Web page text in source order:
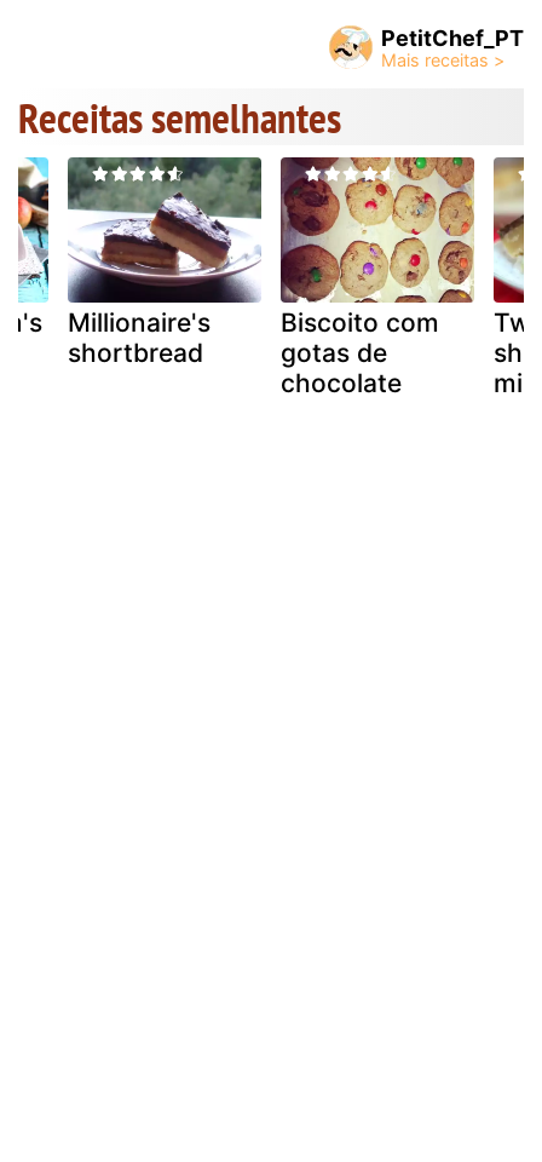
PetitChef_PT
Receitas semelhantes
Millionaire's
shortbread
Biscoito com
gotas de
chocolate